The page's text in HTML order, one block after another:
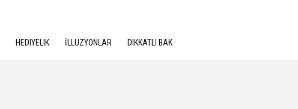
HEDIYELIK İLLÜZYONLAR DIKKATLI BAK